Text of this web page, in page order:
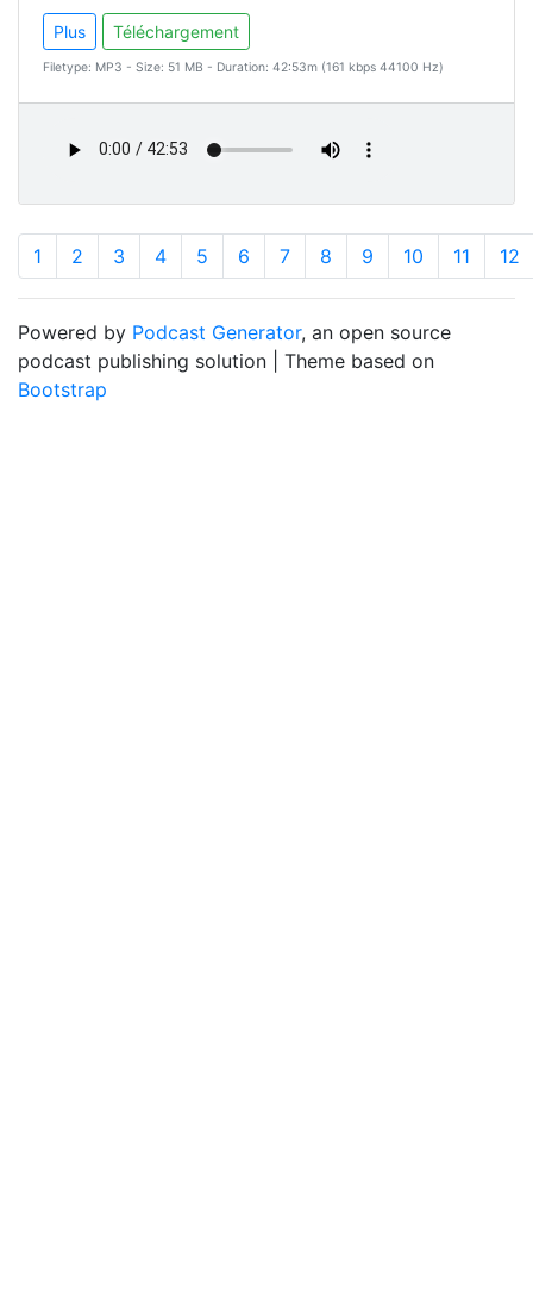
Plus Téléchargement
Filetype: MP3 - Size: 51 MB - Duration: 42:53m (161 kbps 44100 Hz)
1 2 3 4 5 6 7 8 9 10 11 12
Powered by Podcast Generator, an open source
podcast publishing solution | Theme based on
Bootstrap